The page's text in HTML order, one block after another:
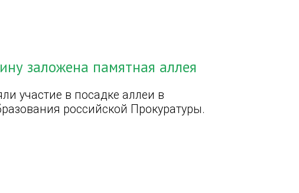
заложена памятная аллея
участие в посадке аллеи в
российской Прокуратуры.